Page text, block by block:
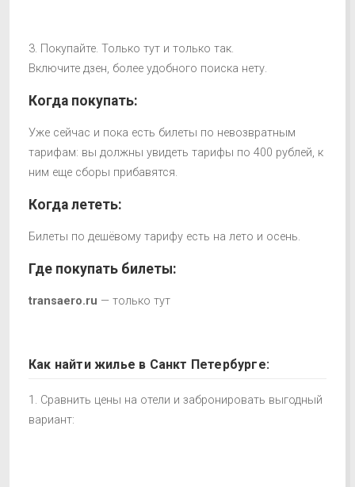
3. Покупайте. Только тут и только так.
Включите дзен, более удобного поиска нету.
Когда покупать:
Уже сейчас и пока есть билеты по невозвратным
тарифам: вы должны увидеть тарифы по 400 рублей, к
ним еще сборы прибавятся.
Когда лететь:
Билеты по дешёвому тарифу есть на лето и осень.
Где покупать билеты:
transaero.ru — только тут
Как найти жилье в Санкт Петербурге:
1. Сравнить цены на отели и забронировать выгодный
вариант: